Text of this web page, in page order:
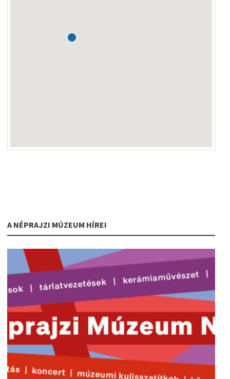
A NÉPRAJZI MÚZEUM HÍREI